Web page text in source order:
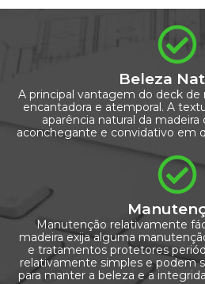
Beleza
A principal vantagem do deck de
encantadora e atemporal. A
aparência natural da
aconchegante e convidativo em
Manutenção relativamente
madeira exija alguma
e tratamentos protetores
relativamente simples e podem
para manter a beleza e a